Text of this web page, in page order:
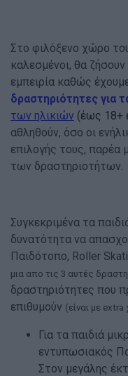
Στο φιλόξενο χώρο
καλεσμένοι, θα
εμπειρία καθώς
δραστηριότητες για
των ηλικιών (έως 18+
αθληθούν, όσο οι
επιλογής τους, παρέα
των δραστηριοτήτων.
Συγκεκριμένα τα
δυνατότητα να
Παιδότοπο, Roller
μια απο τις 3 αυτές
δραστηριότητες που
επιθυμούν (είναι με
Για τα παιδιά
εντυπωσιακός
Στον μεγάλης